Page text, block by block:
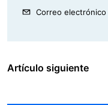
Correo electrónico
Artículo siguiente